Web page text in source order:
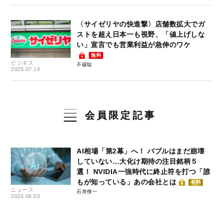
ビジネス
2025.07.19
〈サイゼリヤの快進撃〉店舗数拡大でガ
ストを超え日本一も視野、「値上げしな
い」宣言でも営業利益が急伸のワケ
無料
不破聡
会員限定記事
ニュース
2026.08.03
AI相場「第2幕」へ！ バブルはまだ崩壊
していない…大化け期待の注目銘柄５
選！ NVIDIA一強時代に終止符を打つ「誰
もが知っている」あの会社とは
有料
石井僚一